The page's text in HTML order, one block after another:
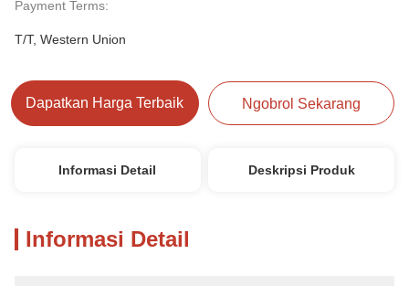
Payment Terms:
T/T, Western Union
Dapatkan Harga Terbaik Ngobrol Sekarang
Informasi Detail Deskripsi Produk
Informasi Detail